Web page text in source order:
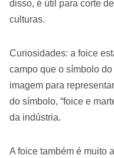
disso, é útil para corte
culturas.
Curiosidades: a foice
campo que o símbolo
imagem para
do símbolo, “foice e
da indústria.
A foice também é muito